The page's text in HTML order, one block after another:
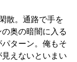
散。通路で手を
奥の暗闇に入る
ターン。俺もそ
えないといまい